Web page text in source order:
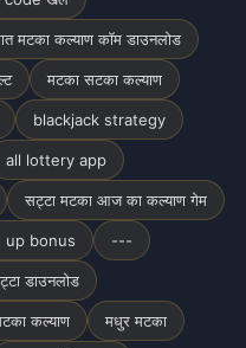
मटका कल्याण कॉम डाउनलोड
मटका सटका कल्याण
blackjack strategy
all lottery app
सट्टा मटका आज का कल्याण गेम
up bonus ---
डाउनलोड
कल्याण मधुर मटका